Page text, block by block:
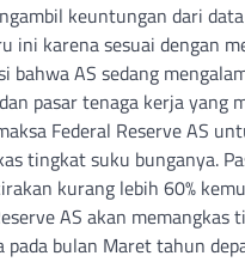
keuntungan dari
ini karena sesuai dengan
bahwa AS sedang
pasar tenaga kerja yang
Federal Reserve AS
tingkat suku bunganya.
kurang lebih 60%
AS akan memangkas
pada bulan Maret tahun